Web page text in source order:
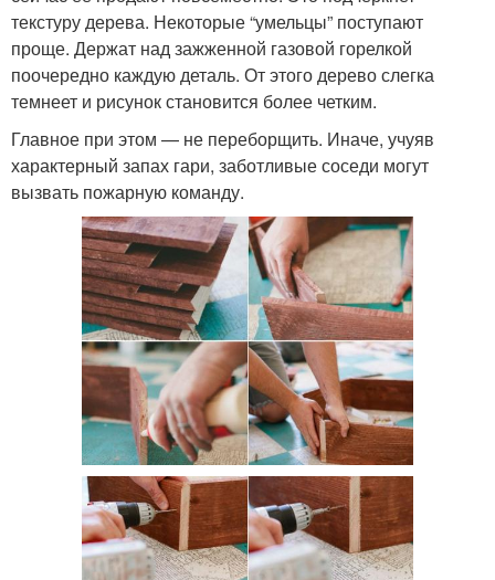
текстуру дерева. Некоторые “умельцы” поступают
проще. Держат над зажженной газовой горелкой
поочередно каждую деталь. От этого дерево слегка
темнеет и рисунок становится более четким.
Главное при этом — не переборщить. Иначе, учуяв
характерный запах гари, заботливые соседи могут
вызвать пожарную команду.